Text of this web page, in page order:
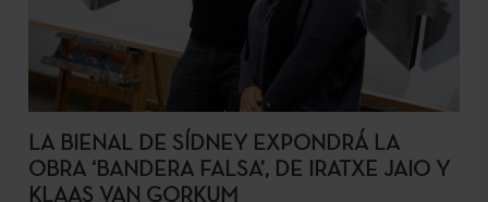
LA BIENAL DE SÍDNEY EXPONDRÁ LA
OBRA ‘BANDERA FALSA’, DE IRATXE JAIO Y
KLAAS VAN GORKUM